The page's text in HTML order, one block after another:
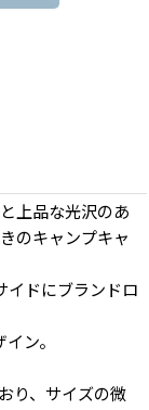
上品な光沢のあ
のキャンプキャ
イドにブランドロ
ン。
り、サイズの微